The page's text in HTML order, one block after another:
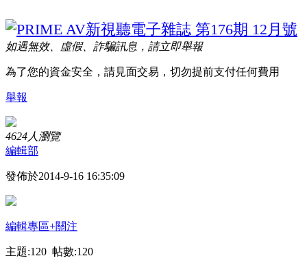
如遇無效、虛假、詐騙訊息，請立即舉報
為了您的資金安全，請見面交易，切勿提前支付任何費用
舉報
4624人瀏覽
編輯部
發佈於2014-9-16 16:35:09
編輯專區+關注
主題:120 帖數:120